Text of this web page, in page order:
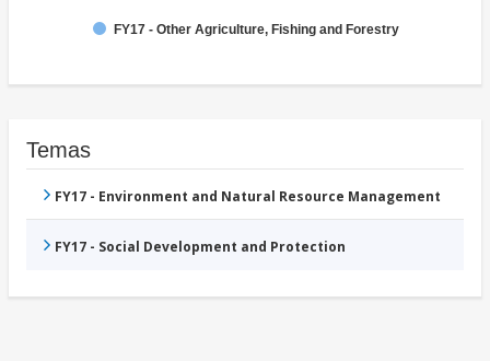
FY17 - Other Agriculture, Fishing and Forestry
Temas
FY17 - Environment and Natural Resource Management
FY17 - Social Development and Protection